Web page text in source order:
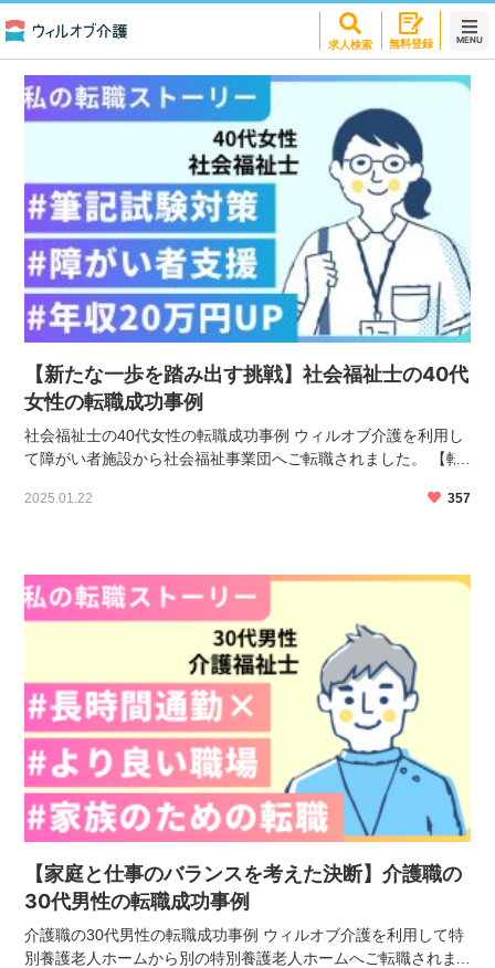
求人検索 無料登録 MENU
30代に関する記事一覧
【新たな一歩を踏み出す挑戦】社会福祉士の40代
女性の転職成功事例
社会福祉士の40代女性の転職成功事例 ウィルオブ介護を利用し
て障がい者施設から社会福祉事業団へご転職されました。 【転
万円 【転職後の勤務条件】 社会福祉事業 […]
2025.01.22 357
【家庭と仕事のバランスを考えた決断】介護職の
30代男性の転職成功事例
介護職の30代男性の転職成功事例 ウィルオブ介護を利用して特
別養護老人ホームから別の特別養護老人ホームへご転職されま